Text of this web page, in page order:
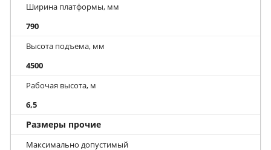
Ширина платформы, мм
790
Высота подъема, мм
4500
Рабочая высота, м
6,5
Размеры прочие
Максимально допустимый